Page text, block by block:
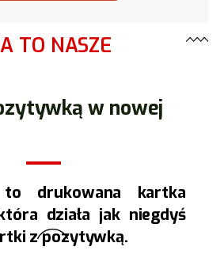
TO NASZE
w nowej
drukowana kartka
działa jak niegdyś
z pozytywką.